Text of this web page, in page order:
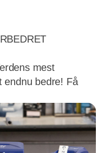
mest
endnu bedre! Få